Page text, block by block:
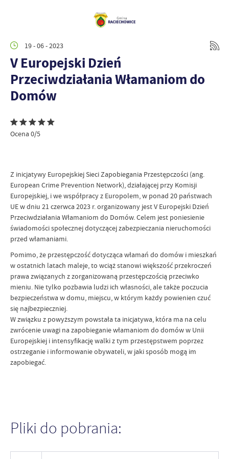
19 - 06 - 2023
V Europejski Dzień
Przeciwdziałania Włamaniom do
Domów
Ocena 0/5
Z inicjatywy Europejskiej Sieci Zapobiegania Przestępczości (ang.
European Crime Prevention Network), działającej przy Komisji
Europejskiej, i we współpracy z Europolem, w ponad 20 państwach
UE w dniu 21 czerwca 2023 r. organizowany jest V Europejski Dzień
Przeciwdziałania Włamaniom do Domów. Celem jest poniesienie
świadomości społecznej dotyczącej zabezpieczania nieruchomości
przed włamaniami.
Pomimo, że przestępczość dotycząca włamań do domów i mieszkań
w ostatnich latach maleje, to wciąż stanowi większość przekroczeń
prawa związanych z zorganizowaną przestępczością przeciwko
mieniu. Nie tylko pozbawia ludzi ich własności, ale także poczucia
bezpieczeństwa w domu, miejscu, w którym każdy powienien czuć
się najbezpieczniej.
W związku z powyższym powstała ta inicjatywa, która ma na celu
zwrócenie uwagi na zapobieganie włamaniom do domów w Unii
Europejskiej i intensyfikację walki z tym przestępstwem poprzez
ostrzeganie i informowanie obywateli, w jaki sposób mogą im
zapobiegać.
Pliki do pobrania: